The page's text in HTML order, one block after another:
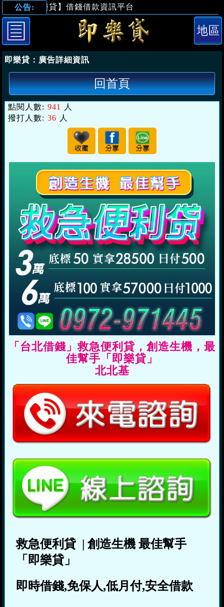
公告:
【即樂貸】借錢借款資訊平台
即樂貸： 廣告詳細資訊
回首頁
點閱人數: 941
人
撥打人數: 36 人
「台北借錢」救急便利貸，創造生機，最
佳幫手「即樂貸」
北北基
救急便利貸 |創造生機最佳幫手
「即樂貸」
即時借錢,免保人,低月付,安全借款